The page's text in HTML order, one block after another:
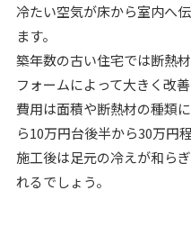
冷たい空気が床から室内へ
ます。
築年数の古い住宅では断熱
フォームによって大きく改善
費用は面積や断熱材の種類
ら10万円台後半から30万円
施工後は足元の冷えが和ら
れるでしょう。